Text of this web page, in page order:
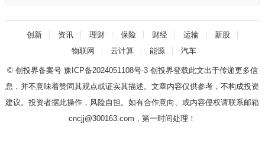
创新 资讯 理财 保险 财经 运输
新股
物联网
云计算 能源 汽车
© 创投界备案号 豫ICP备2024051108号-3 创投界登载此文出于传递更多信
息，并不意味着赞同其观点或证实其描述。文章内容仅供参考，不构成投资
建议。投资者据此操作，风险自担。如有合作意向、或内容侵权请联系邮箱
cncjj@300163.com，第一时间处理！